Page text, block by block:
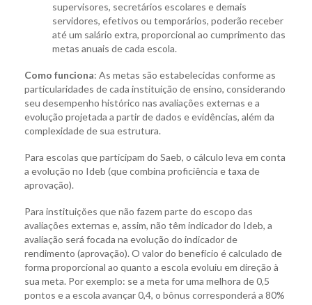
supervisores, secretários escolares e demais
servidores, efetivos ou temporários, poderão receber
até um salário extra, proporcional ao cumprimento das
metas anuais de cada escola.
Como funciona: As metas são estabelecidas conforme as
particularidades de cada instituição de ensino, considerando
seu desempenho histórico nas avaliações externas e a
evolução projetada a partir de dados e evidências, além da
complexidade de sua estrutura.
Para escolas que participam do Saeb, o cálculo leva em conta
a evolução no Ideb (que combina proficiência e taxa de
aprovação).
Para instituições que não fazem parte do escopo das
avaliações externas e, assim, não têm indicador do Ideb, a
avaliação será focada na evolução do indicador de
rendimento (aprovação). O valor do benefício é calculado de
forma proporcional ao quanto a escola evoluiu em direção à
sua meta. Por exemplo: se a meta for uma melhora de 0,5
pontos e a escola avançar 0,4, o bônus corresponderá a 80%